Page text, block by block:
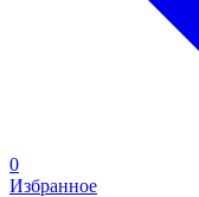
0
Избранное